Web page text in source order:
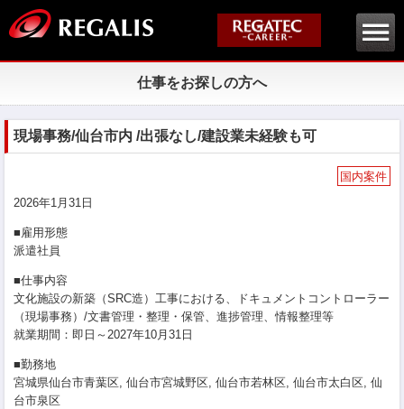
仕事をお探しの方へ
現場事務/仙台市内 /出張なし/建設業未経験も可
国内案件
2026年1月31日
■雇用形態
派遣社員
■仕事内容
文化施設の新築（SRC造）工事における、ドキュメントコントローラー
（現場事務）/文書管理・整理・保管、進捗管理、情報整理等
就業期間：即日～2027年10月31日
■勤務地
宮城県仙台市青葉区, 仙台市宮城野区, 仙台市若林区, 仙台市太白区, 仙
台市泉区